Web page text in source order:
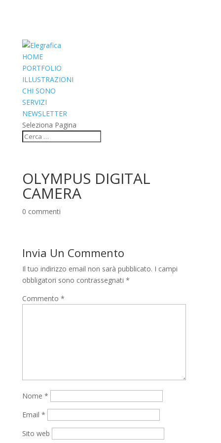
HOME
PORTFOLIO
ILLUSTRAZIONI
CHI SONO
SERVIZI
NEWSLETTER
Seleziona Pagina
OLYMPUS DIGITAL
CAMERA
0 commenti
Invia Un Commento
Il tuo indirizzo email non sarà pubblicato. I campi
obbligatori sono contrassegnati *
Commento *
Nome *
Email *
Sito web